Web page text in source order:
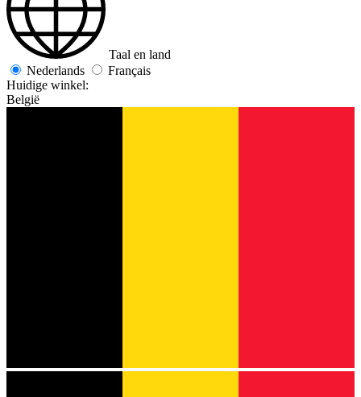
Taal en land
Nederlands
Français
Huidige winkel:
België